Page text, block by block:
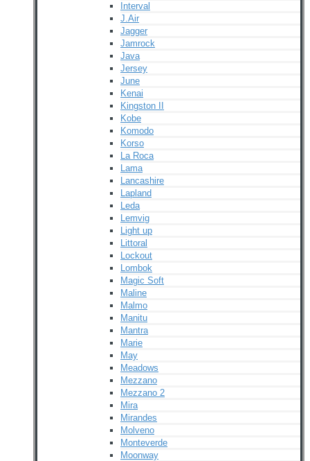
Interval
J.Air
Jagger
Jamrock
Java
Jersey
June
Kenai
Kingston II
Kobe
Komodo
Korso
La Roca
Lama
Lancashire
Lapland
Leda
Lemvig
Light up
Littoral
Lockout
Lombok
Magic Soft
Maline
Malmo
Manitu
Mantra
Marie
May
Meadows
Mezzano
Mezzano 2
Mira
Mirandes
Molveno
Monteverde
Moonway